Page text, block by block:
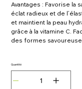
Avantages : Favorise la
éclat radieux et de
et maintient la peau
grâce à la vitamine C.
des formes
Quantité